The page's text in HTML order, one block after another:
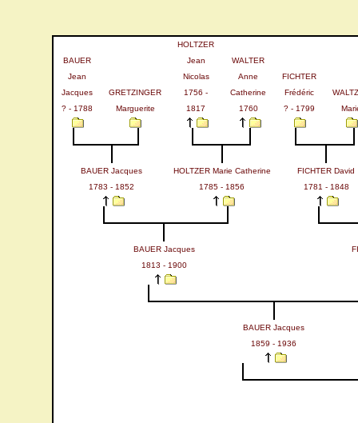
BAUER
Jean
Jacques
? - 1788
GRETZINGER
Marguerite
HOLTZER
Jean
Nicolas
1756 -
1817
WALTER
Anne
Catherine
1760
FICHTER
Frédéric
? - 1799
BAUER Jacques
1783 - 1852
HOLTZER Marie Catherine
1785 - 1856
FICHTER David
1781 - 1848
BAUER Jacques
1813 - 1900
BAUER Jacques
1859 - 1936